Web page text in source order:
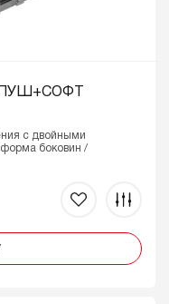
ПУШ+СОФТ
с двойными
боковин /